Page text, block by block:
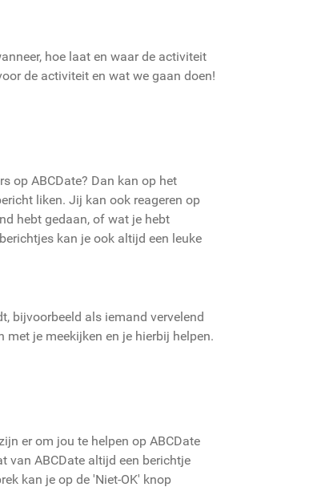
hoe laat en waar de activiteit
de activiteit en wat we gaan doen!
op ABCDate? Dan kan op het
liken. Jij kan ook reageren op
hebt gedaan, of wat je hebt
kan je ook altijd een leuke
bijvoorbeeld als iemand vervelend
met je meekijken en je hierbij helpen.
er om jou te helpen op ABCDate
van ABCDate altijd een berichtje
kan je op de 'Niet-OK' knop